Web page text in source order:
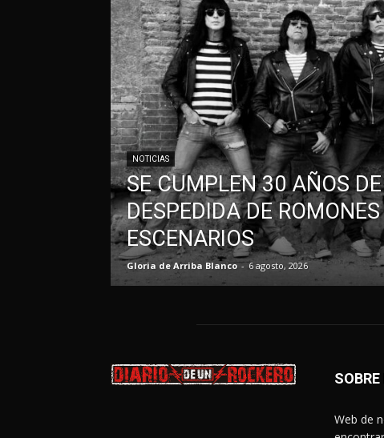
NOTICIAS
SE CUMPLEN 30 AÑOS
DESPEDIDA DE
ESCENARIOS
Gloria de Arriba Blanco - 6 agosto, 2026
Web de